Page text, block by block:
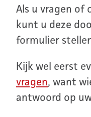
Als u vragen of
kunt u deze
formulier
Kijk wel eerst
vragen, want
antwoord op